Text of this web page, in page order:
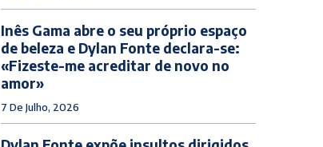
Inês Gama abre o seu próprio espaço
de beleza e Dylan Fonte declara-se:
«Fizeste-me acreditar de novo no
amor»
7 De Julho, 2026